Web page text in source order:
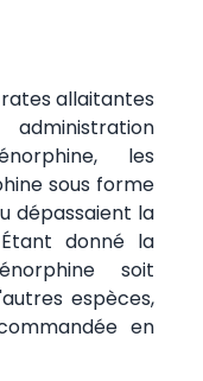
allaitantes
les
sous forme
dépassaient la
donné la
soit
espèces,
en